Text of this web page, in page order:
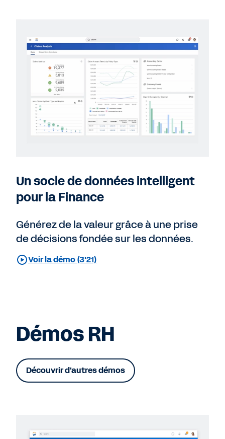
Un socle de données intelligent
pour la Finance
Générez de la valeur grâce à une prise
de décisions fondée sur les données.
Voir la démo (3'21)
Démos RH
Découvrir d'autres démos